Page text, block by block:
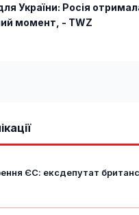
України: Росія
момент, - TWZ
ЄС: ексдепутат